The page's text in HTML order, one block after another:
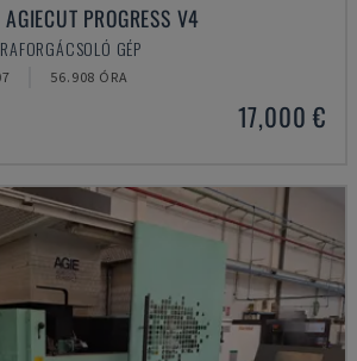
PROGRESS V4
GÉP
56.908 ÓRA
17,000 €